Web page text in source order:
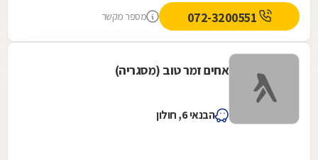
התעקשנו כי רצינו זול. ביום ההתקנה אבי שם לנו
גדר יותר יקרה כי זה היה בניגוד למה שהמליץ
ולקח מחיר נמוך לפי הגדר הוזלה. בעניין התשלום
על סמך מילה וגבה את הכסף מהקבלן, בנוסף
בקשר של חג שמח וכדומה מאחר שבאמת אדם
מספר מקשר
אחים זמר טוב (מסגריה)
הבנאי 6, חולון